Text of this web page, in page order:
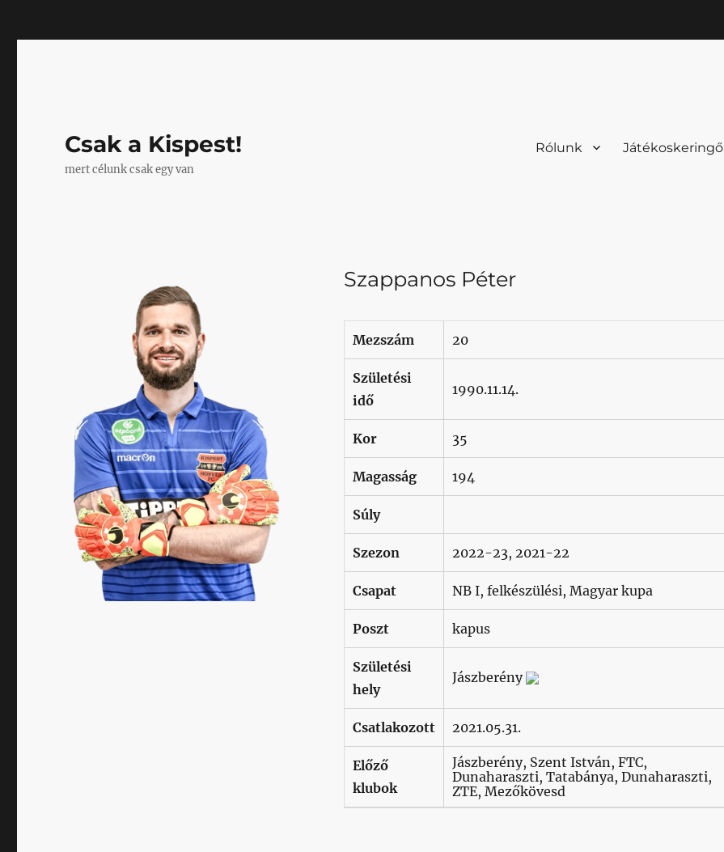
Csak a Kispest!
mert célunk csak egy van
Rólunk Játékoskeringő
Szappanos Péter
Mezszám 20
Születési
idő
1990.11.14.
Kor 35
Magasság 194
Súly
Szezon 2022-23, 2021-22
Csapat NB I, felkészülési, Magyar kupa
Poszt kapus
Születési
hely
Jászberény
Csatlakozott 2021.05.31.
Előző
klubok
Jászberény, Szent István, FTC,
Dunaharaszti, Tatabánya, Dunaharaszti,
ZTE, Mezőkövesd